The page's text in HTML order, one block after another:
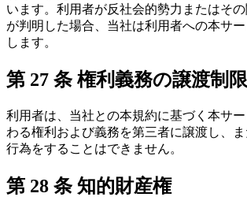
います。利用者が反社会的勢力またはそ
が判明した場合、当社は利用者への本サ
します。
第 27 条 権利義務の譲渡制
利用者は、当社との本規約に基づく本サ
わる権利および義務を第三者に譲渡し、
行為をすることはできません。
第 28 条 知的財産権